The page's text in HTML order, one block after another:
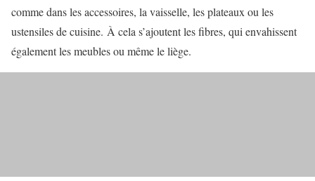
comme dans les accessoires, la vaisselle, les plateaux ou les
ustensiles de cuisine. À cela s’ajoutent les fibres, qui envahissent
également les meubles ou même le liège.